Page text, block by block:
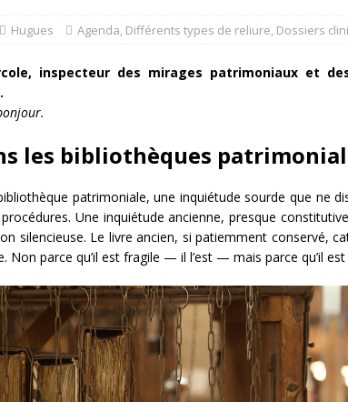
un livre
DOSSIERS CLINIQUES DE L'IGLI
Hugues Agenda, Différents types de reliure, Dossiers
inspecteur des mirages patrimoniaux et
les bibliothèques
patrimoniale, une inquiétude sourde que ne
Une inquiétude ancienne, presque
silencieuse. Le livre ancien, si patiemment conservé,
Non parce qu’il est fragile — il l’est — mais parce qu’il est